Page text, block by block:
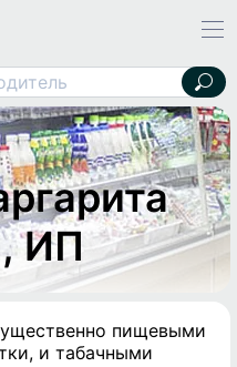
Медоева Маргарита Николаевна, ИП
ИП
пищевыми
и табачными